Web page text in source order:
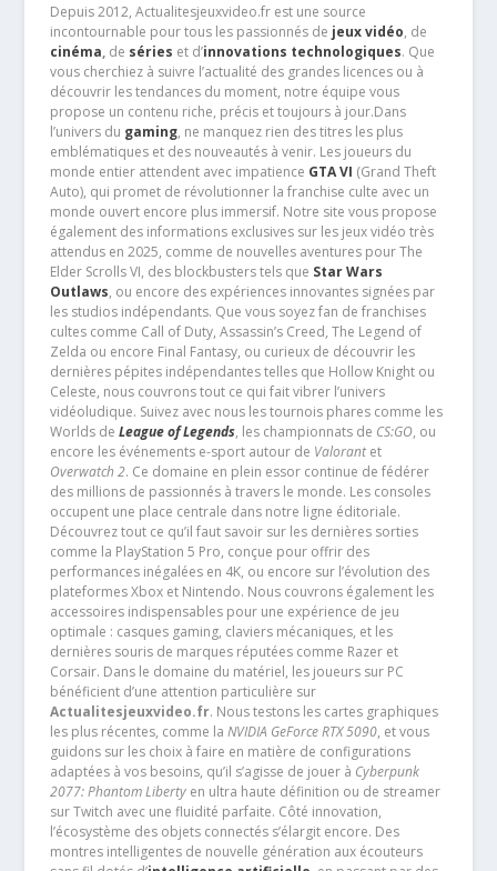
Depuis 2012, Actualitesjeuxvideo.fr est une source
incontournable pour tous les passionnés de jeux vidéo, de
cinéma,de séries et d’innovations technologiques. Que
vous cherchiez à suivre l’actualité des grandes licences ou à
découvrir les tendances du moment, notre équipe vous
propose un contenu riche, précis et toujours à jour.Dans
l’univers du gaming, ne manquez rien des titres les plus
emblématiques et des nouveautés à venir. Les joueurs du
monde entier attendent avec impatience GTA VI (Grand Theft
Auto), qui promet de révolutionner la franchise culte avec un
monde ouvert encore plus immersif. Notre site vous propose
également des informations exclusives sur les jeux vidéo très
attendus en 2025, comme de nouvelles aventures pour The
Elder Scrolls VI, des blockbusters tels que Star Wars
Outlaws, ou encore des expériences innovantes signées par
les studios indépendants. Que vous soyez fan de franchises
cultes comme Call of Duty, Assassin’s Creed, The Legend of
Zelda ou encore Final Fantasy, ou curieux de découvrir les
dernières pépites indépendantes telles que Hollow Knight ou
Celeste, nous couvrons tout ce qui fait vibrer l’univers
vidéoludique. Suivez avec nous les tournois phares comme les
Worlds de League of Legends, les championnats de CS:GO, ou
encore les événements e-sport autour de Valorantet
Overwatch 2. Ce domaine en plein essor continue de fédérer
des millions de passionnés à travers le monde. Les consoles
occupent une place centrale dans notre ligne éditoriale.
Découvrez tout ce qu’il faut savoir sur les dernières sorties
comme la PlayStation 5 Pro, conçue pour offrir des
performances inégalées en 4K, ou encore sur l’évolution des
plateformes Xbox et Nintendo. Nous couvrons également les
accessoires indispensables pour une expérience de jeu
optimale : casques gaming, claviers mécaniques, et les
dernières souris de marques réputées comme Razer et
Corsair. Dans le domaine du matériel, les joueurs sur PC
bénéficient d’une attention particulière sur
Actualitesjeuxvideo.fr. Nous testons les cartes graphiques
les plus récentes, comme la NVIDIA GeForce RTX 5090, et vous
guidons sur les choix à faire en matière de configurations
adaptées à vos besoins, qu’il s’agisse de jouer à Cyberpunk
2077: Phantom Libertyen ultra haute définition ou de streamer
sur Twitch avec une fluidité parfaite. Côté innovation,
l’écosystème des objets connectés s’élargit encore. Des
montres intelligentes de nouvelle génération aux écouteurs